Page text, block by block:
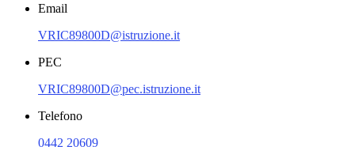
Email
VRIC89800D@istruzione.it
PEC
VRIC89800D@pec.istruzione.it
Telefono
0442 20609